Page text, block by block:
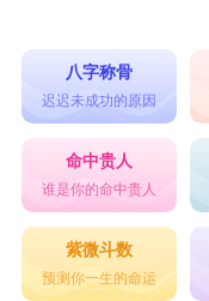
八字称骨
迟迟未成功的原因
命中贵人
谁是你的命中贵人
紫微斗数
预测你一生的命运